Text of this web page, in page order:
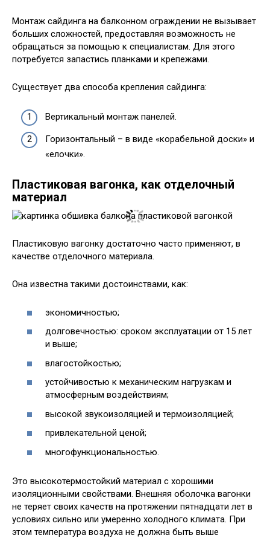
Монтаж сайдинга на балконном ограждении не вызывает
больших сложностей, предоставляя возможность не
обращаться за помощью к специалистам. Для этого
потребуется запастись планками и крепежами.
Существует два способа крепления сайдинга:
Вертикальный монтаж панелей.
Горизонтальный – в виде «корабельной доски» и
«елочки».
Пластиковая вагонка, как отделочный
материал
Пластиковую вагонку достаточно часто применяют, в
качестве отделочного материала.
Она известна такими достоинствами, как:
экономичностью;
долговечностью: сроком эксплуатации от 15 лет
и выше;
влагостойкостью;
устойчивостью к механическим нагрузкам и
атмосферным воздействиям;
высокой звукоизоляцией и термоизоляцией;
привлекательной ценой;
многофункциональностью.
Это высокотермостойкий материал с хорошими
изоляционными свойствами. Внешняя оболочка вагонки
не теряет своих качеств на протяжении пятнадцати лет в
условиях сильно или умеренно холодного климата. При
этом температура воздуха не должна быть выше